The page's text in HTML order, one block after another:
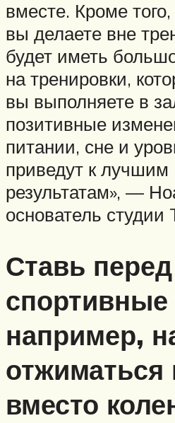
вместе. Кроме того,
вы делаете вне
будет иметь
на тренировки,
вы выполняете в
позитивные
питании, сне и
приведут к лучшим
результатам», —
основатель студии
Ставь
спортивные
например,
отжиматься
вместо